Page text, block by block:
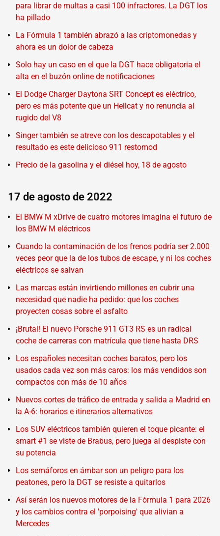
para librar de multas a casi 100 infractores. La DGT los
ha pillado
La Fórmula 1 también abrazó a las criptomonedas y
ahora es un dolor de cabeza
Solo hay un caso en el que la DGT hace obligatoria el
alta en el buzón online de notificaciones
El Dodge Charger Daytona SRT Concept es eléctrico,
pero es más potente que un Hellcat y no renuncia al
rugido del V8
Singer también se atreve con los descapotables y el
resultado es este delicioso 911 restomod
Precio de la gasolina y el diésel hoy, 18 de agosto
17 de agosto de 2022
El BMW M xDrive de cuatro motores imagina el futuro de
los BMW M eléctricos
Cuando la contaminación de los frenos podría ser 2.000
veces peor que la de los tubos de escape, y ni los coches
eléctricos se salvan
Las marcas están invirtiendo millones en cubrir una
necesidad que nadie ha pedido: que los coches
proyecten cosas sobre el asfalto
¡Brutal! El nuevo Porsche 911 GT3 RS es un radical
coche de carreras con matrícula que tiene hasta DRS
Los españoles necesitan coches baratos, pero los
usados cada vez son más caros: los más vendidos son
compactos con más de 10 años
Nuevos cortes de tráfico de entrada y salida a Madrid en
la A-6: horarios e itinerarios alternativos
Los SUV eléctricos también quieren el toque picante: el
smart #1 se viste de Brabus, pero juega al despiste con
su potencia
Los semáforos en ámbar son un peligro para los
peatones, pero la DGT se resiste a quitarlos
Así serán los nuevos motores de la Fórmula 1 para 2026
y los cambios contra el 'porpoising' que alivian a
Mercedes